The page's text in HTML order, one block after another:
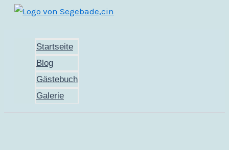
Zum
springen
Startseite
Blog
Gästebuch
Galerie